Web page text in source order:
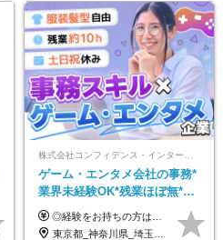
ゲーム・エンタメ会社の事務*
業界未経験OK*残業ほぼ無*土
日祝休み*服装髪型ネイル自由
*好きが活かせる☆
◎経験をお持ちの方は前職給与を考慮します！ 月給21万円～40万円＋残業代＋賞与 ＜評価は『総合評価』を採用＞ 当社では一人ひとりのスキルや貢献度に見合った『総合評価』を行っています。 担当者と定期的に面談を行うため「評価のポイント」や「今後の課題」なども明確。 評価の結果は昇給・賞与でしっかり反映いたします。
東京都_神奈川県_埼玉県_千葉県_大阪府_兵庫県_京都府_福岡県